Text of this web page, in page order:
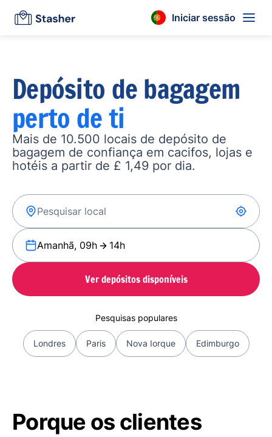
Iniciar sessão
Depósito de bagagem
perto de ti
Mais de 10.500 locais de depósito de
bagagem de confiança em cacifos, lojas e
hotéis a partir de £ 1,49 por dia.
Amanhã, 09h 14h
Ver depósitos disponíveis
Pesquisas populares
Londres Paris Nova Iorque Edimburgo
Porque os clientes